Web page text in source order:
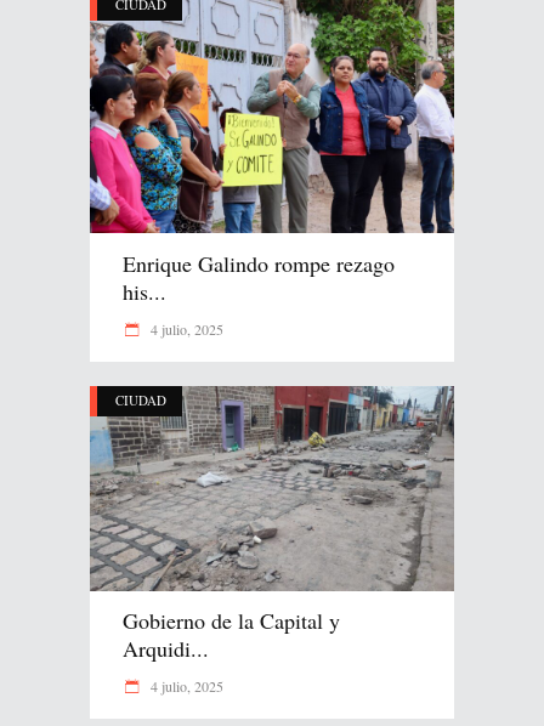
CIUDAD
Enrique Galindo rompe rezago
his...
4 julio, 2025
CIUDAD
Gobierno de la Capital y
Arquidi...
4 julio, 2025